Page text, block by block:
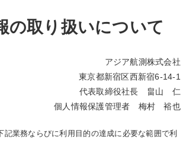
の取り扱いについて
アジア航測株式会社
東京都新宿区西新宿6-14-1
代表取締役社長 畠山 仁
個人情報保護管理者 梅村 裕也
記業務ならびに利用目的の達成に必要な範囲で利